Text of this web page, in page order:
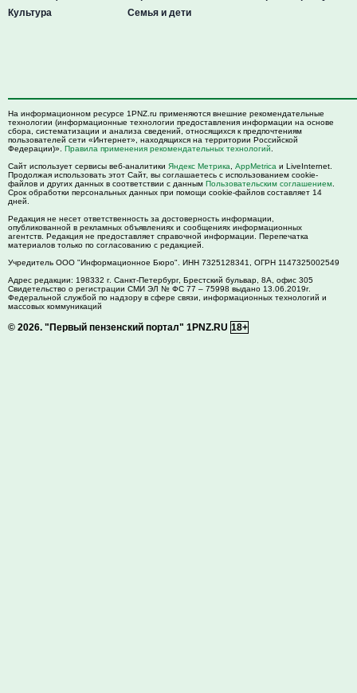
Культура
Семья и дети
На информационном ресурсе 1PNZ.ru применяются внешние рекомендательные
технологии (информационные технологии предоставления информации на основе
сбора, систематизации и анализа сведений, относящихся к предпочтениям
пользователей сети «Интернет», находящихся на территории Российской
Федерации)». Правила применения рекомендательных технологий
Сайт использует сервисы веб-аналитики Яндекс Метрика AppMetrica и LiveInternet.
Продолжая использовать этот Сайт, вы соглашаетесь с использованием cookie-
файлов и других данных в соответствии с данным Пользовательским соглашением
Срок обработки персональных данных при помощи cookie-файлов составляет 14
дней.
Редакция не несет ответственность за достоверность информации,
опубликованной в рекламных объявлениях и сообщениях информационных
агентств. Редакция не предоставляет справочной информации. Перепечатка
материалов только по согласованию с редакцией.
Учредитель ООО "Информационное Бюро". ИНН 7325128341, ОГРН 1147325002549
Адрес редакции: 198332 г. Санкт-Петербург, Брестский бульвар, 8А, офис 305
Свидетельство о регистрации СМИ ЭЛ № ФС 77 – 75998 выдано 13.06.2019г.
Федеральной службой по надзору в сфере связи, информационных технологий и
массовых коммуникаций
© 2026. "Первый пензенский портал" 1PNZ.RU 18+